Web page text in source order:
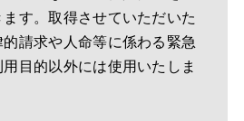
す。取得させていただいた
請求や人命等に係わる緊急
目的以外には使用いたしま